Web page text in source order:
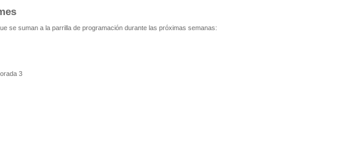
se suman a la parrilla de programación durante las próximas semanas:
3